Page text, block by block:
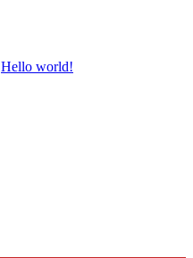
Hello world!